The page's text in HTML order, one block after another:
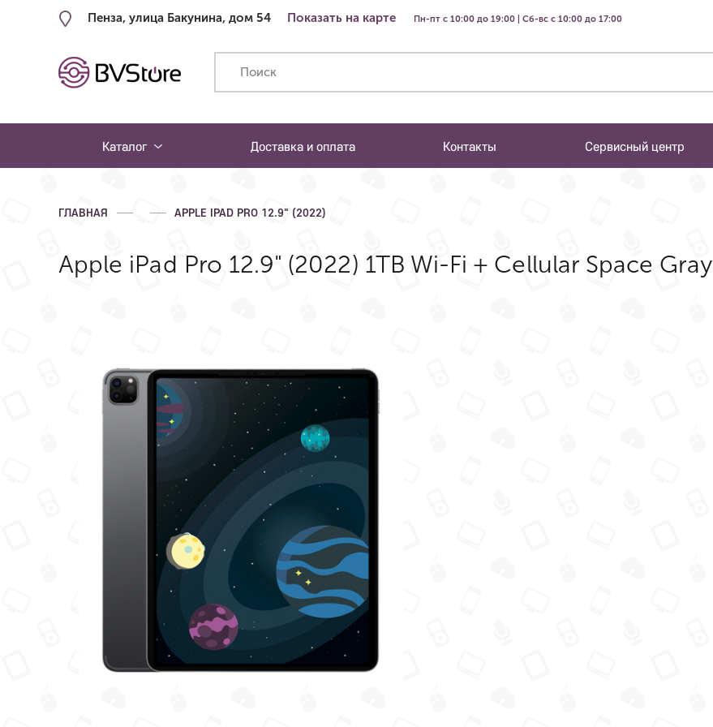
Пенза, улица Бакунина, дом 54 Показать на карте Пн-пт с 10:00 до 19:00 | Сб-вс с 10:00 до 17:00
Каталог Доставка и оплата Контакты Сервисный центр
ГЛАВНАЯ APPLE IPAD PRO 12.9" (2022)
Apple iPad Pro 12.9" (2022) 1TB Wi-Fi + Cellular Space Gray